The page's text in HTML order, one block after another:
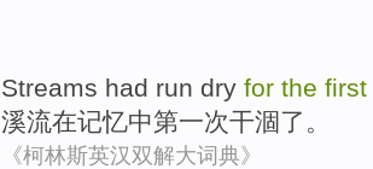
Streams had run dry for the first
溪流在记忆中第一次干涸了。
《柯林斯英汉双解大词典》